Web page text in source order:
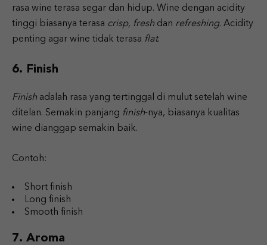
rasa wine terasa segar dan hidup. Wine dengan acidity
tinggi biasanya terasa crisp, fresh dan refreshing. Acidity
penting agar wine tidak terasa flat.
6. Finish
Finish adalah rasa yang tertinggal di mulut setelah wine
ditelan. Semakin panjang finish-nya, biasanya kualitas
wine dianggap semakin baik.
Contoh:
Short finish
Long finish
Smooth finish
7. Aroma